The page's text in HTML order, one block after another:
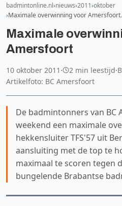
badmintonline.nl nieuws 2011 oktober
Maximale overwinning voor
Maximale
Amersfoort
10 oktober 2011 · 2 min leestijd·
Artikelfoto: BC Amersfoort
De badmintonners van
weekend een maximale
hekkensluiter TFS'57 uit
aansluiting met de top te
maximaal te scoren tegen
bungelende Brabantse